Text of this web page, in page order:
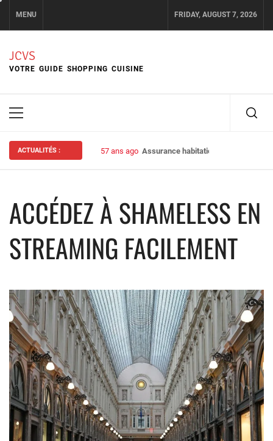
content
MENU FRIDAY, AUGUST 7, 2026
JCVS
VOTRE GUIDE SHOPPING CUISINE
Primary
ACTUALITÉS : 57 ans ago Assurance habitation : bien choisir
ACCÉDEZ À SHAMELESS EN
STREAMING FACILEMENT